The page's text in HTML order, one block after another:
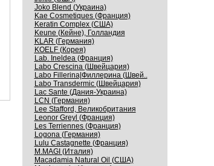
Joko Blend (Украина)
Kaе Cosmеtiques (Франция)
Keratin Complex (США)
Keune (Кейне), Голландия
KLAR (Германия)
KOELF (Корея)
Lab. Ineldea (Франция)
Labo Crescina (Швейцария)
Labo Fillerina|Филлерина (Швей..
Labo Transdermic (Швейцария)
Lac Sante (Дания-Украина)
LCN (Германия)
Lee Stafford, Великобритания
Leonor Greyl (Франция)
Les Terriennes (Франция)
Logona (Германия)
Lulu Castagnette (Франция)
M.MAGI (Италия)
Macadamia Natural Oil (США)